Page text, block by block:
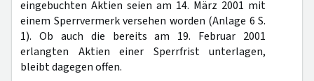
eingebuchten Aktien seien am 14. März 2001 mit
einem Sperrvermerk versehen worden (Anlage 6 S.
1). Ob auch die bereits am 19. Februar 2001
erlangten Aktien einer Sperrfrist unterlagen,
bleibt dagegen offen.